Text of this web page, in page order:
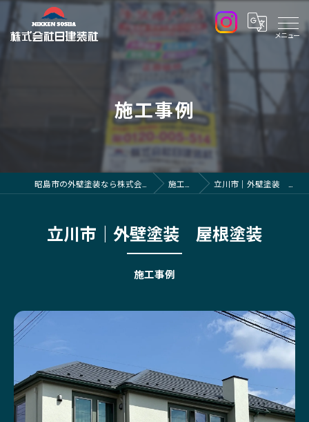
施工事例
施工事例 立川市｜外壁塗装 屋根塗装
施工事例
立川市｜外壁塗装 屋根塗装